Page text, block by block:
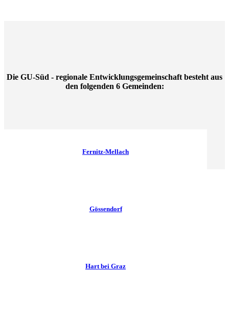
Die GU-Süd - regionale Entwicklungsgemeinschaft besteht aus
den folgenden 6 Gemeinden:
Fernitz-Mellach
Gössendorf
Hart bei Graz